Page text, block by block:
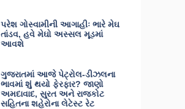
પરેશ ગોસ્વામીની આગાહીઃ ભારે મેઘ
તાંડવ, હવે મેઘો અસ્સલ મૂડમાં
આવશે
ગુજરાતમાં આજે પેટ્રોલ-ડીઝલના
ભાવમાં શું થયો ફેરફાર? જાણો
અમદાવાદ, સુરત અને રાજકોટ
સહિતના શહેરોના લેટેસ્ટ રેટ